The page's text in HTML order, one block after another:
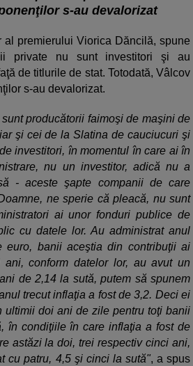
s-au devalorizat
al premierului Viorica Dăncilă, spune
private nu sunt investitori şi au
de titlurile de stat. Totodată, Vâlcov
s-au devalorizat.
producătorii faimoşi de maşini de
şi cei de la Slatina de cauciucuri şi
investitori, în momentul în care ai în
nu un investitor, adică nu a
- aceste şapte companii de care
ne sperie că pleacă, nu sunt
ai unor fonduri publice de
cu datele lor. Au administrat anul
euro, banii aceştia din contribuţii ai
conform datelor lor, au avut un
de 2,14 la sută, putem să spunem
trecut inflaţia a fost de 3,2. Deci ei
ultimii doi ani de zile pentru toţi banii
în condiţiile în care inflaţia a fost de
astăzi la doi, trei respectiv cinci ani,
cu patru, 4,5 şi cinci la sută", a spus